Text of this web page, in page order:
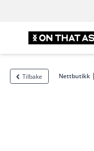
Tilbake Nettbutikk